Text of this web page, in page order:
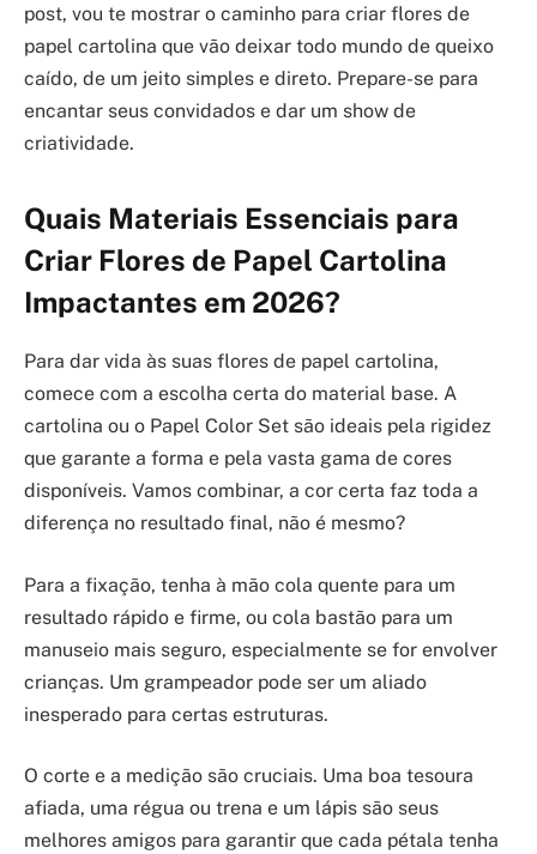
post, vou te mostrar o caminho para criar flores de
papel cartolina que vão deixar todo mundo de queixo
caído, de um jeito simples e direto. Prepare-se para
encantar seus convidados e dar um show de
criatividade.
Quais Materiais Essenciais para
Criar Flores de Papel Cartolina
Impactantes em 2026?
Para dar vida às suas flores de papel cartolina,
comece com a escolha certa do material base. A
cartolina ou o Papel Color Set são ideais pela rigidez
que garante a forma e pela vasta gama de cores
disponíveis. Vamos combinar, a cor certa faz toda a
diferença no resultado final, não é mesmo?
Para a fixação, tenha à mão cola quente para um
resultado rápido e firme, ou cola bastão para um
manuseio mais seguro, especialmente se for envolver
crianças. Um grampeador pode ser um aliado
inesperado para certas estruturas.
O corte e a medição são cruciais. Uma boa tesoura
afiada, uma régua ou trena e um lápis são seus
melhores amigos para garantir que cada pétala tenha